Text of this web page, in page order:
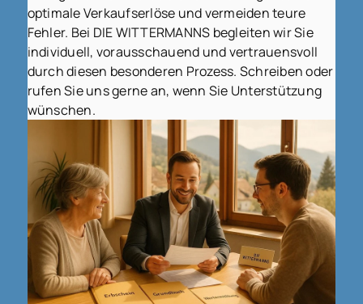
optimale Verkaufserlöse und vermeiden teure
Fehler. Bei DIE WITTERMANNS begleiten wir Sie
individuell, vorausschauend und vertrauensvoll
durch diesen besonderen Prozess. Schreiben oder
rufen Sie uns gerne an, wenn Sie Unterstützung
wünschen.